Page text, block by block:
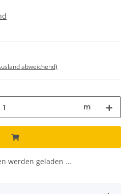
abweichend)
m
werden geladen ...